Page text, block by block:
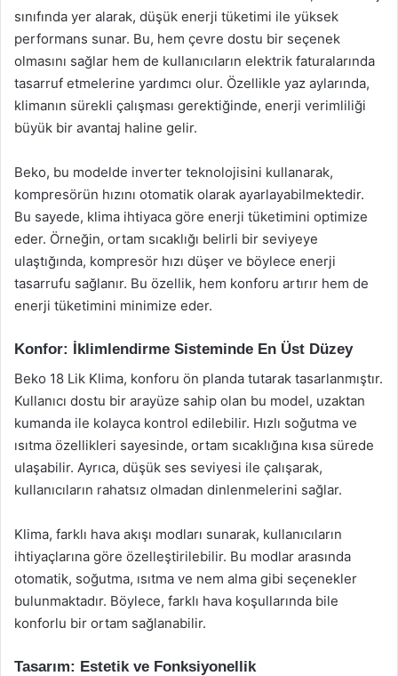
sınıfında yer alarak, düşük enerji tüketimi ile yüksek
performans sunar. Bu, hem çevre dostu bir seçenek
olmasını sağlar hem de kullanıcıların elektrik faturalarında
tasarruf etmelerine yardımcı olur. Özellikle yaz aylarında,
klimanın sürekli çalışması gerektiğinde, enerji verimliliği
büyük bir avantaj haline gelir.
Beko, bu modelde inverter teknolojisini kullanarak,
kompresörün hızını otomatik olarak ayarlayabilmektedir.
Bu sayede, klima ihtiyaca göre enerji tüketimini optimize
eder. Örneğin, ortam sıcaklığı belirli bir seviyeye
ulaştığında, kompresör hızı düşer ve böylece enerji
tasarrufu sağlanır. Bu özellik, hem konforu artırır hem de
enerji tüketimini minimize eder.
Konfor: İklimlendirme Sisteminde En Üst Düzey
Beko 18 Lik Klima, konforu ön planda tutarak tasarlanmıştır.
Kullanıcı dostu bir arayüze sahip olan bu model, uzaktan
kumanda ile kolayca kontrol edilebilir. Hızlı soğutma ve
ısıtma özellikleri sayesinde, ortam sıcaklığına kısa sürede
ulaşabilir. Ayrıca, düşük ses seviyesi ile çalışarak,
kullanıcıların rahatsız olmadan dinlenmelerini sağlar.
Klima, farklı hava akışı modları sunarak, kullanıcıların
ihtiyaçlarına göre özelleştirilebilir. Bu modlar arasında
otomatik, soğutma, ısıtma ve nem alma gibi seçenekler
bulunmaktadır. Böylece, farklı hava koşullarında bile
konforlu bir ortam sağlanabilir.
Tasarım: Estetik ve Fonksiyonellik